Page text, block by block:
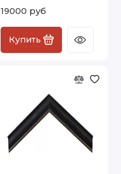
19000 руб
Купить